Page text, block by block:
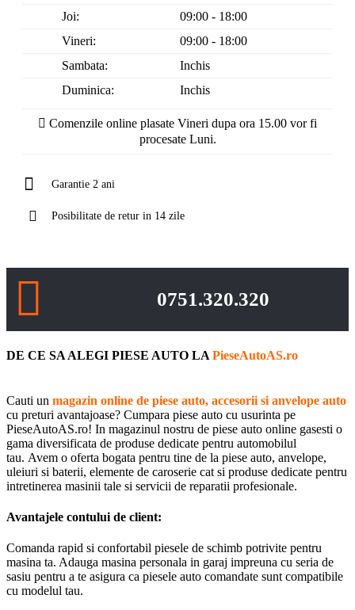
Joi:
09:00 - 18:00
Vineri:
09:00 - 18:00
Sambata:
Inchis
Duminica:
Inchis
Comenzile online plasate Vineri dupa ora 15.00 vor fi
procesate Luni.
Garantie 2 ani
Posibilitate de retur in 14 zile
0751.320.320
DE CE SA ALEGI PIESE AUTO LA PieseAutoAS.ro
Cauti un magazin online de piese auto, accesorii si anvelope auto
cu preturi avantajoase? Cumpara piese auto cu usurinta pe
PieseAutoAS.ro! In magazinul nostru de piese auto online gasesti o
gama diversificata de produse dedicate pentru automobilul
tau. Avem o oferta bogata pentru tine de la piese auto, anvelope,
uleiuri si baterii, elemente de caroserie cat si produse dedicate pentru
intretinerea masinii tale si servicii de reparatii profesionale.
Avantajele contului de client:
Comanda rapid si confortabil piesele de schimb potrivite pentru
masina ta. Adauga masina personala in garaj impreuna cu seria de
sasiu pentru a te asigura ca piesele auto comandate sunt compatibile
cu modelul tau.